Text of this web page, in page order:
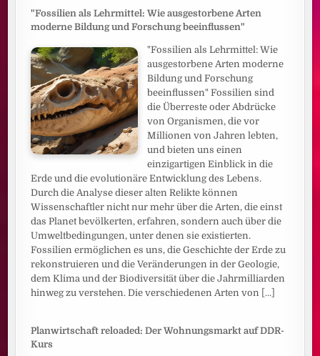
"Fossilien als Lehrmittel: Wie ausgestorbene Arten
moderne Bildung und Forschung beeinflussen"
"Fossilien als Lehrmittel: Wie
ausgestorbene Arten moderne
Bildung und Forschung
beeinflussen" Fossilien sind
die Überreste oder Abdrücke
von Organismen, die vor
Millionen von Jahren lebten,
und bieten uns einen
einzigartigen Einblick in die
Erde und die evolutionäre Entwicklung des Lebens.
Durch die Analyse dieser alten Relikte können
Wissenschaftler nicht nur mehr über die Arten, die einst
das Planet bevölkerten, erfahren, sondern auch über die
Umweltbedingungen, unter denen sie existierten.
Fossilien ermöglichen es uns, die Geschichte der Erde zu
rekonstruieren und die Veränderungen in der Geologie,
dem Klima und der Biodiversität über die Jahrmilliarden
hinweg zu verstehen. Die verschiedenen Arten von [...]
Planwirtschaft reloaded: Der Wohnungsmarkt auf DDR-
Kurs